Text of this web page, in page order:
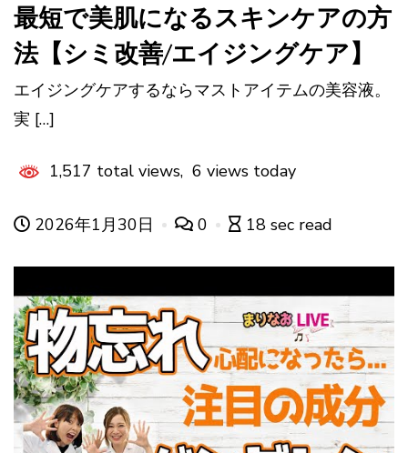
最短で美肌になるスキンケアの方
法【シミ改善/エイジングケア】
エイジングケアするならマストアイテムの美容液。
実 […]
1,517 total views, 6 views today
2026年1月30日 0 18 sec read